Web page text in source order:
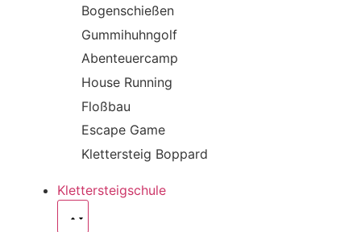
Bogenschießen
Gummihuhngolf
Abenteuercamp
House Running
Floßbau
Escape Game
Klettersteig Boppard
Klettersteigschule